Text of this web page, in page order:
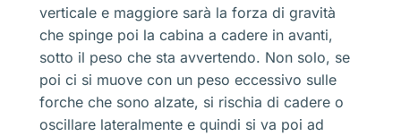
verticale e maggiore sarà la forza di gravità
che spinge poi la cabina a cadere in avanti,
sotto il peso che sta avvertendo. Non solo, se
poi ci si muove con un peso eccessivo sulle
forche che sono alzate, si rischia di cadere o
oscillare lateralmente e quindi si va poi ad